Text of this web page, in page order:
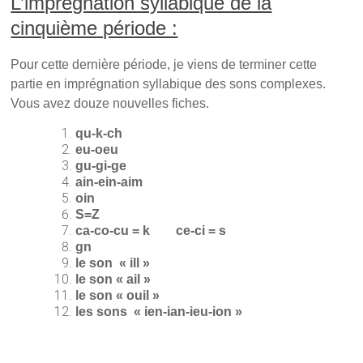
l
l
e
f
n
ê
t
r
e
l
e
f
e
ê
t
r
e
)
e
l
l
e
e
n
ê
t
r
e
cinquième période :
Pour cette dernière période, je viens de terminer cette
partie en imprégnation syllabique des sons complexes.
Vous avez douze nouvelles fiches.
qu-k-ch
eu-oeu
gu-gi-ge
ain-ein-aim
oin
S=Z
ca-co-cu = k ce-ci = s
gn
le son « ill »
le son « ail »
le son « ouil »
les sons « ien-ian-ieu-ion »